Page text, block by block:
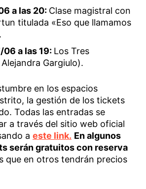
a las 20: Clase magistral con
titulada «Eso que llamamos
06 a las 19: Los Tres
Gargiulo).
en los espacios
la gestión de los tickets
Todas las entradas se
a través del sitio web oficial
a este link. En algunos
serán gratuitos con reserva
que en otros tendrán precios